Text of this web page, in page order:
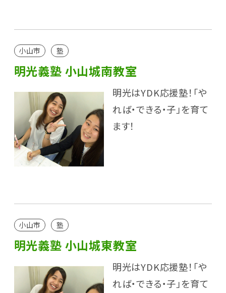
小山市 塾
明光義塾 小山城南教室
明光はYDK応援塾！「や
れば・できる・子」を育て
ます！
小山市 塾
明光義塾 小山城東教室
明光はYDK応援塾！「や
れば・できる・子」を育て